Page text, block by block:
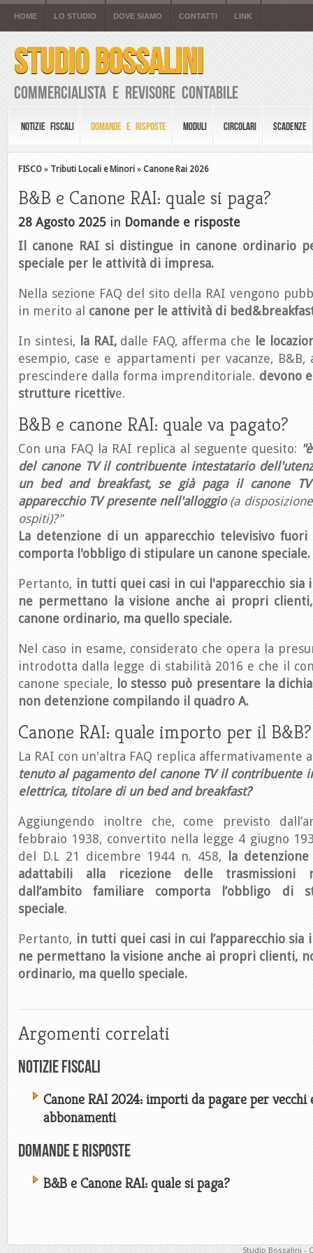
HOME LO STUDIO DOVE SIAMO CONTATTI LINK
STUDIO BOSSALINI
Commercialista e Revisore Contabile
NOTIZIE FISCALI DOMANDE E RISPOSTE MODULI CIRCOLARI SCADENZE
FISCO » Tributi Locali e Minori » Canone Rai 2026
B&B e Canone RAI: quale si paga?
28 Agosto 2025 in Domande e risposte
Il canone RAI si distingue in canone ordinario
speciale per le attività di impresa.
Nella sezione FAQ del sito della RAI vengono
in merito al canone per le attività di
In sintesi,la RAI,dalle FAQ, afferma che
le
esempio, case e appartamenti per vacanze,
prescindere dalla forma imprenditoriale. devono
strutture ricettive.
B&B e canone RAI: quale va pagato?
Con una FAQ la RAI replica al seguente quesito:
del canone TV il contribuente intestatario
un bed and breakfast, se già paga il canone
apparecchio TV presente nell'alloggio(a
ospiti)?"
La detenzione di un apparecchio televisivo
comporta l'obbligo di stipulare un canone speciale.
Pertanto, in tutti quei casi in cui l'apparecchio sia
ne permettano la visione anche ai propri
canone ordinario, ma quello speciale.
Nel caso in esame, considerato che opera la
introdotta dalla legge di stabilità 2016 e che il
canone speciale,
lo stesso può presentare la
non detenzione compilando il quadro A.
Canone RAI: quale importo per il B&B?
La RAI con un'altra FAQ replica affermativamente
tenuto al pagamento del canone TV il contribuente
elettrica, titolare di un bed and breakfast?
Aggiungendo inoltre che, come previsto
febbraio 1938, convertito nella legge 4 giugno
del D.L 21 dicembre 1944 n. 458,
la
adattabili alla ricezione delle trasmissioni
dall’ambito familiare comporta l’obbligo di
speciale.
Pertanto, in tutti quei casi in cui l’apparecchio sia
ne permettano la visione anche ai propri clienti,
ordinario, ma quello speciale.
Argomenti correlati
Notizie Fiscali
Canone RAI 2024: importi da pagare per vecchi
abbonamenti
Domande e risposte
B&B e Canone RAI: quale si paga?
Studio Bossalini -